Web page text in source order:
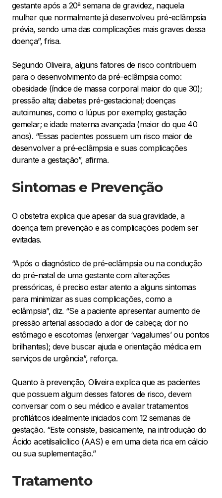
gestante após a 20ª semana de gravidez, naquela
mulher que normalmente já desenvolveu pré-eclâmpsia
prévia, sendo uma das complicações mais graves dessa
doença”, frisa.
Segundo Oliveira, alguns fatores de risco contribuem
para o desenvolvimento da pré-eclâmpsia como:
obesidade (índice de massa corporal maior do que 30);
pressão alta; diabetes pré-gestacional; doenças
autoimunes, como o lúpus por exemplo; gestação
gemelar; e idade materna avançada (maior do que 40
anos). “Essas pacientes possuem um risco maior de
desenvolver a pré-eclâmpsia e suas complicações
durante a gestação”, afirma.
Sintomas e Prevenção
O obstetra explica que apesar da sua gravidade, a
doença tem prevenção e as complicações podem ser
evitadas.
“Após o diagnóstico de pré-eclâmpsia ou na condução
do pré-natal de uma gestante com alterações
pressóricas, é preciso estar atento a alguns sintomas
para minimizar as suas complicações, como a
eclâmpsia”, diz. “Se a paciente apresentar aumento de
pressão arterial associado a dor de cabeça; dor no
estômago e escotomas (enxergar ‘vagalumes’ ou pontos
brilhantes); deve buscar ajuda e orientação médica em
serviços de urgência”, reforça.
Quanto à prevenção, Oliveira explica que as pacientes
que possuem algum desses fatores de risco, devem
conversar com o seu médico e avaliar tratamentos
profiláticos idealmente iniciados com 12 semanas de
gestação. “Este consiste, basicamente, na introdução do
Ácido acetilsalicílico (AAS) e em uma dieta rica em cálcio
ou sua suplementação.”
Tratamento